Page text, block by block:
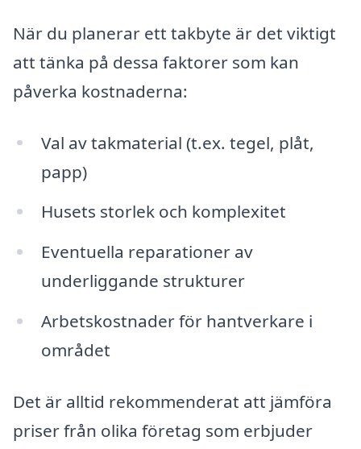
När du planerar ett takbyte är det viktigt
att tänka på dessa faktorer som kan
påverka kostnaderna:
Val av takmaterial (t.ex. tegel, plåt,
papp)
Husets storlek och komplexitet
Eventuella reparationer av
underliggande strukturer
Arbetskostnader för hantverkare i
området
Det är alltid rekommenderat att jämföra
priser från olika företag som erbjuder